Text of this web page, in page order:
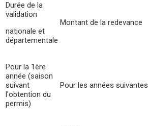
Durée de la
validation
nationale et
départementale
Montant de la redevance
Pour la 1ère
année (saison
suivant
l'obtention du
permis)
Pour les années suivantes